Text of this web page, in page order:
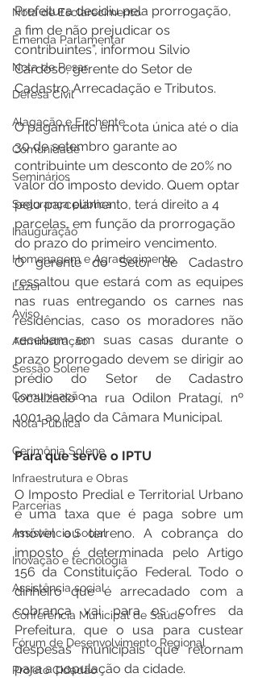
Nota de Esclarecimento
Emenda Parlamentar
Nota de Pesar
Defesa Civil
Alagação e Enchente
Comunidade
Seminários
Segurança pública
Inauguração
Homenagem e Agradecimento
Lazer
Aviso
Administração
Sessão Solene
Comunicação
Nota Pública
Cerimônia Solene
Infraestrutura e Obras
Parcerias
Assistência Social
Inovação e tecnologia
Assistência social
Conferência Municipal de Saúde
Fórum de Desenvolvimento Regional
Projeto Cidadão
Prefeitura decidiu pela prorrogação,
a fim de não prejudicar os
contribuintes”, informou Silvio
Cardoso, gerente do Setor de
Cadastro Arrecadação e Tributos.
O pagamento em cota única até o dia
30 de setembro garante ao
contribuinte um desconto de 20% no
valor do imposto devido. Quem optar
pelo parcelamento, terá direito a 4
parcelas, em função da prorrogação
do prazo do primeiro vencimento.
O gerente do Setor de Cadastro
ressaltou que estará com as equipes
nas ruas entregando os carnes nas
residências, caso os moradores não
recebam em suas casas durante o
prazo prorrogado devem se dirigir ao
prédio do Setor de Cadastro
localizado na rua Odilon Pratagí, nº
1001 ao lado da Câmara Municipal.
Para que serve o IPTU
O Imposto Predial e Territorial Urbano
é uma taxa que é paga sobre um
imóvel ou terreno. A cobrança do
imposto é determinada pelo Artigo
156 da Constituição Federal. Todo o
dinheiro que é arrecadado com a
cobrança vai para os cofres da
Prefeitura, que o usa para custear
despesas municipais que retornam
para a população da cidade.